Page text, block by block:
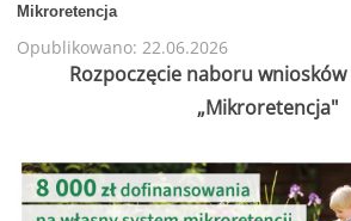
Mikroretencja
Opublikowano: 22.06.2026
Rozpoczęcie naboru
„Mikroretencja"